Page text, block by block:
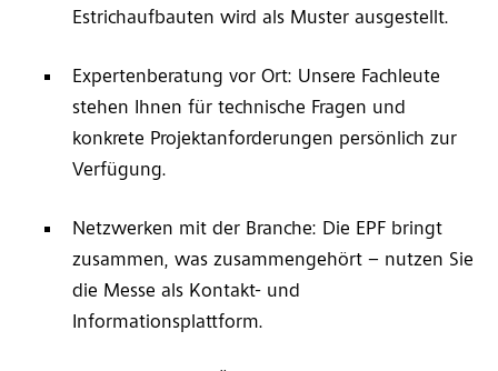
Estrichaufbauten wird als Muster ausgestellt.
Expertenberatung vor Ort: Unsere Fachleute
stehen Ihnen für technische Fragen und
konkrete Projektanforderungen persönlich zur
Verfügung.
Netzwerken mit der Branche: Die EPF bringt
zusammen, was zusammengehört – nutzen Sie
die Messe als Kontakt- und
Informationsplattform.